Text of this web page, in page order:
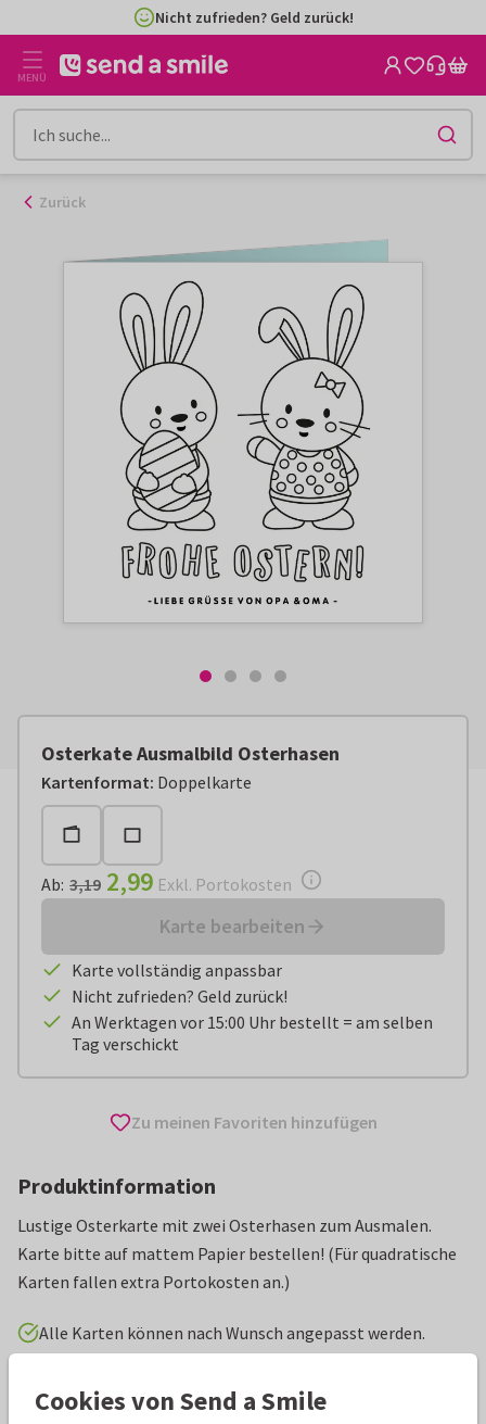
Inhalt
gehen
Nicht zufrieden? Geld zurück!
MENÜ
Zurück
Osterkate Ausmalbild Osterhasen
Kartenformat: Doppelkarte
Ab:€ 2,99Exkl. Portokosten
Ab: 3,19 2,99 Exkl. Portokosten
Karte bearbeiten
Karte vollständig anpassbar
Nicht zufrieden? Geld zurück!
An Werktagen vor 15:00 Uhr bestellt = am selben
Tag verschickt
Zu meinen Favoriten hinzufügen
Produktinformation
Lustige Osterkarte mit zwei Osterhasen zum Ausmalen.
Karte bitte auf mattem Papier bestellen! (Für quadratische
Karten fallen extra Portokosten an.)
Alle Karten können nach Wunsch angepasst werden.
Osterkarten
Cookies von Send a Smile